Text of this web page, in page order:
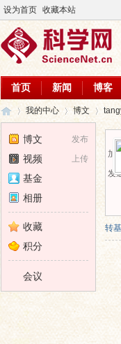
设为首页 收藏本站
首页 新闻 博客
学
›
我的中心 博文
加
发
转
发布
博文
上传
视频
基金
相册
收藏
积分
会议